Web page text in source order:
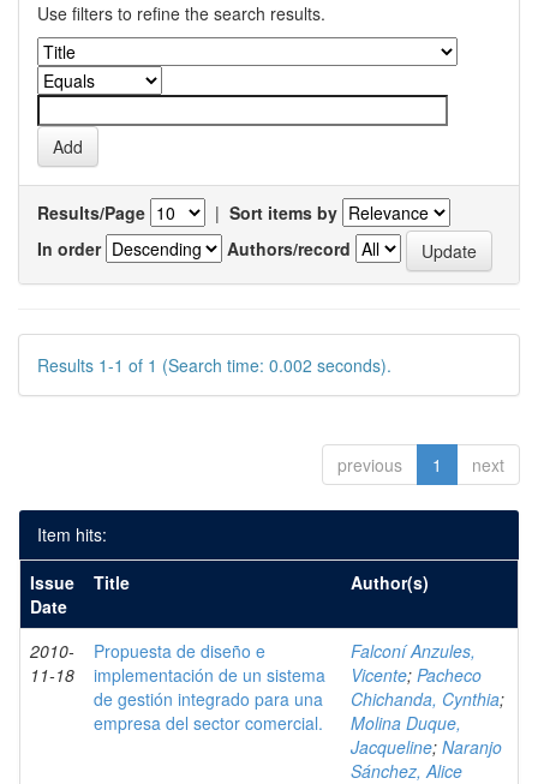
Use filters to refine the search results.
Results/Page | Sort items by
In order
Authors/record
Results 1-1 of 1 (Search time: 0.002 seconds).
previous 1 next
Item hits:
Issue
Date
Title Author(s)
2010-
11-18
Propuesta de diseño e
implementación de un sistema
de gestión integrado para una
empresa del sector comercial.
Falconí Anzules,
Vicente; Pacheco
Chichanda, Cynthia;
Molina Duque,
Jacqueline; Naranjo
Sánchez, Alice